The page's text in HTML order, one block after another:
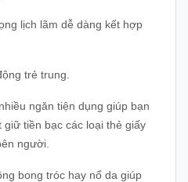
lịch lãm dễ dàng kết hợp
trẻ trung.
ngăn tiện dụng giúp bạn
tiền bạc các loại thẻ giấy
người.
bong tróc hay nổ da giúp